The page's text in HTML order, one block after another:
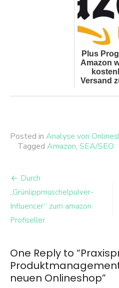
Plus
Amazon
Versand
Posted in Analyse von
Tagged Amazon, SEA/SEO
Beitrags-
Navigation
Durch
„Grünlippmuschelpulver-
Influencer“ zum amazon
Profiseller
One Reply to
neuen Onlineshop”